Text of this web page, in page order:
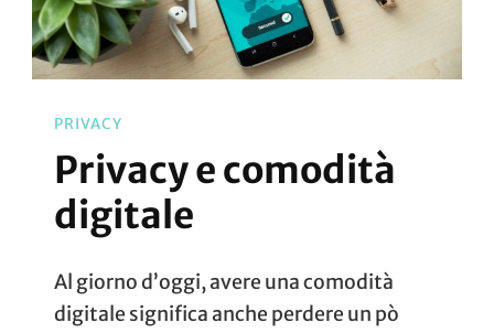
PRIVACY
Privacy e comodità
digitale
Al giorno d’oggi, avere una comodità
digitale significa anche perdere un pò